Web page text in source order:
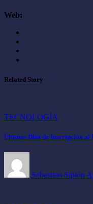
Web:
Related Story
TECNOLOGÍA
Últimos Días de Inscripción al
Sebastian Sipión